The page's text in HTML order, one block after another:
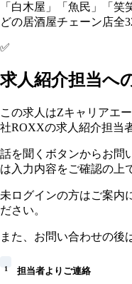
「白木屋」「魚民」「
どの居酒屋チェーン店全
✅
求人紹介担当へ
この求人はZキャリアエ
社ROXXの求人紹介担当
話を聞くボタンからお問
は入力内容をご確認の上
未ログインの方はご案内
ださい。
また、お問い合わせの後
1 担当者よりご連絡